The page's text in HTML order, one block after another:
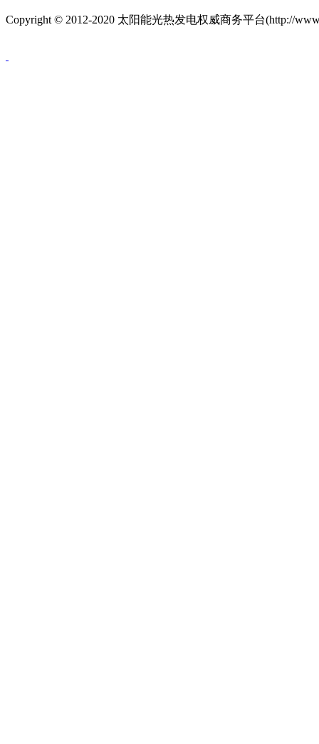
Copyright © 2012-2020 太阳能光热发电权威商务平台(http://